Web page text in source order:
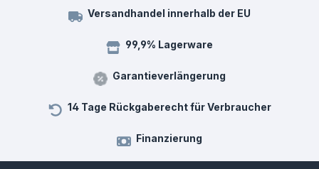
Versandhandel innerhalb der EU
99,9% Lagerware
Garantieverlängerung
14 Tage Rückgaberecht für Verbraucher
Finanzierung